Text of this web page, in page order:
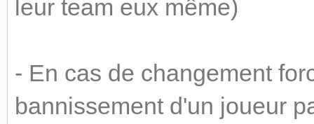
leur team eux même)
- En cas de changement
bannissement d'un joueur